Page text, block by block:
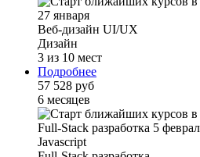
Веб-дизайн UI/UX
Дизайн
3 из 10 мест
Подробнее
57 528 руб
6 месяцев
Javascript